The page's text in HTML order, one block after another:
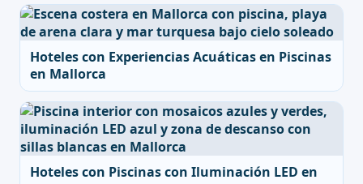
Hoteles con Experiencias Acuáticas en Piscinas
en Mallorca
Hoteles con Piscinas con Iluminación LED en